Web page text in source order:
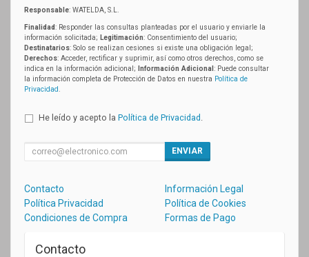
Responsable: WATELDA, S.L.
Finalidad: Responder las consultas planteadas por el usuario y enviarle la
información solicitada; Legitimación: Consentimiento del usuario;
Destinatarios: Solo se realizan cesiones si existe una obligación legal;
Derechos: Acceder, rectificar y suprimir, así como otros derechos, como se
indica en la información adicional;
Información Adicional : Puede consultar
la información completa de Protección de Datos en nuestra Política de
Privacidad
He leído y acepto la Política de Privacidad
ENVIAR
Contacto
Información Legal
Política Privacidad
Política de Cookies
Condiciones de Compra
Formas de Pago
Contacto